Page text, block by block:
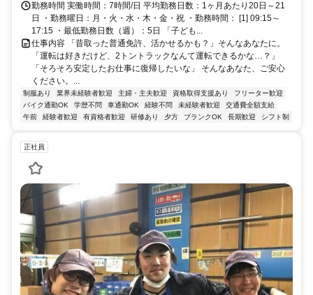
勤務時間 実働時間：7時間/日 平均勤務日数：1ヶ月あたり20日～21
日 ・勤務曜日：月・火・水・木・金・祝 ・勤務時間： [1] 09:15～
17:15 ・最低勤務日数（週）：5日 「子ども...
仕事内容 「昔取った普通免許、活かせるかも？」そんなあなたに。
「運転は好きだけど、2トントラックなんて運転できるかな…？」
「そろそろ安定したお仕事に復帰したいな」 そんなあなた、ご安心
ください。...
制服あり 業界未経験者歓迎 主婦・主夫歓迎 資格取得支援あり
フリーター歓迎
バイク通勤OK
学歴不問 車通勤OK 経験不問 未経験者歓迎
交通費全額支給
午前
経験者歓迎 有資格者歓迎 研修あり 夕方 ブランクOK 長期歓迎 シフト制
正社員